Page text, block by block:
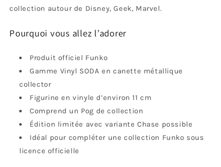
collection autour de Disney, Geek, Marvel.
Pourquoi vous allez l’adorer
Produit officiel Funko
Gamme Vinyl SODA en canette métallique
collector
Figurine en vinyle d’environ 11 cm
Comprend un Pog de collection
Édition limitée avec variante Chase possible
Idéal pour compléter une collection Funko sous
licence officielle